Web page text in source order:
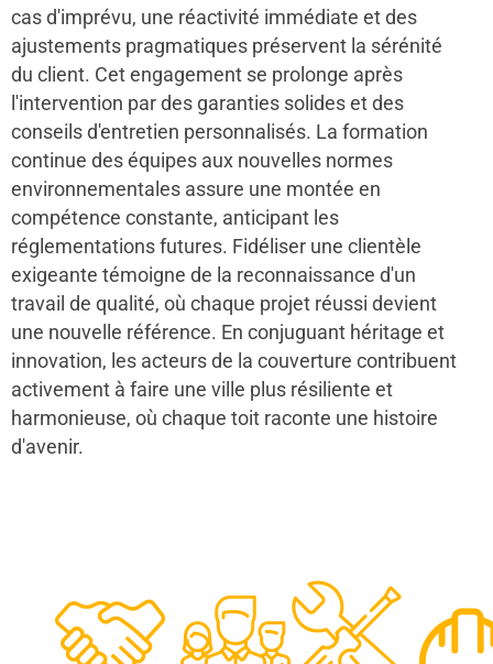
cas d'imprévu, une réactivité immédiate et des
ajustements pragmatiques préservent la sérénité
du client. Cet engagement se prolonge après
l'intervention par des garanties solides et des
conseils d'entretien personnalisés. La formation
continue des équipes aux nouvelles normes
environnementales assure une montée en
compétence constante, anticipant les
réglementations futures. Fidéliser une clientèle
exigeante témoigne de la reconnaissance d'un
travail de qualité, où chaque projet réussi devient
une nouvelle référence. En conjuguant héritage et
innovation, les acteurs de la couverture contribuent
activement à faire une ville plus résiliente et
harmonieuse, où chaque toit raconte une histoire
d'avenir.
48
0
50